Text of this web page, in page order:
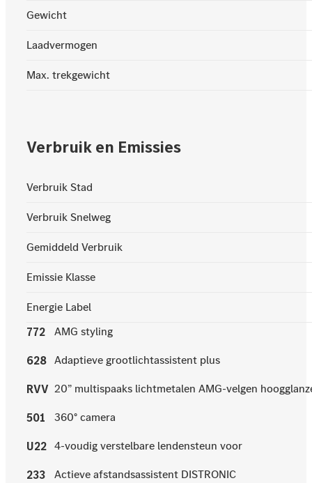
Gewicht
Laadvermogen
Max. trekgewicht
Verbruik en Emissies
Verbruik Stad
Verbruik Snelweg
Gemiddeld Verbruik
Emissie Klasse
Energie Label
772 AMG styling
628 Adaptieve grootlichtassistent plus
RVV 20” multispaaks lichtmetalen AMG-velgen
501 360° camera
U22 4-voudig verstelbare lendensteun voor
233 Actieve afstandsassistent DISTRONIC